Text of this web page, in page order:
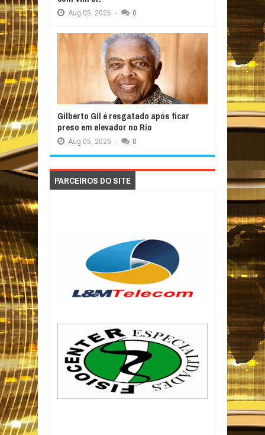
Aug 05, 2026 - 0
Gilberto Gil é resgatado após ficar
preso em elevador no Rio
Aug 05, 2026 - 0
PARCEIROS DO SITE